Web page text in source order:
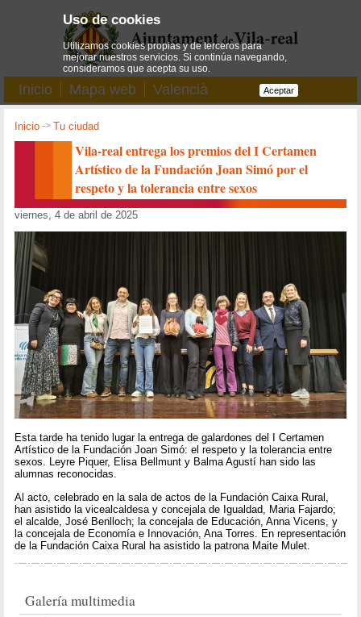
Inicio Mapa web Valencià
Inicio ->Tu ciudad
Vila-real entrega los premios del I Certamen
Artístico de la Fundación Joan Simó por el
respeto y la tolerancia entre sexos
viernes, 4 de abril de 2025
Esta tarde ha tenido lugar la entrega de galardones del I Certamen
Artístico de la Fundación Joan Simó: el respeto y la tolerancia entre
sexos. Leyre Piquer, Elisa Bellmunt y Balma Agustí han sido las
alumnas reconocidas.
Al acto, celebrado en la sala de actos de la Fundación Caixa Rural,
han asistido la vicealcaldesa y concejala de Igualdad, Maria Fajardo;
el alcalde, José Benlloch; la concejala de Educación, Anna Vicens, y
la concejala de Economía e Innovación, Ana Torres. En representación
de la Fundación Caixa Rural ha asistido la patrona Maite Mulet.
Galería multimedia
Uso de cookies
Utilizamos cookies propias y de terceros para
mejorar nuestros servicios. Si continúa navegando,
consideramos que acepta su uso.
Aceptar